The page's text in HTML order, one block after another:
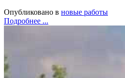
Опубликовано в новые работы
Подробнее ...